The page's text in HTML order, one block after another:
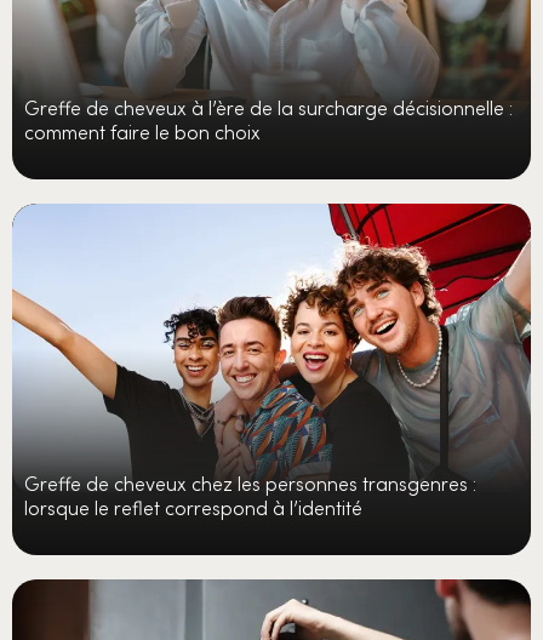
Greffe de cheveux à l’ère de la surcharge décisionnelle :
comment faire le bon choix
Greffe de cheveux chez les personnes transgenres :
lorsque le reflet correspond à l’identité